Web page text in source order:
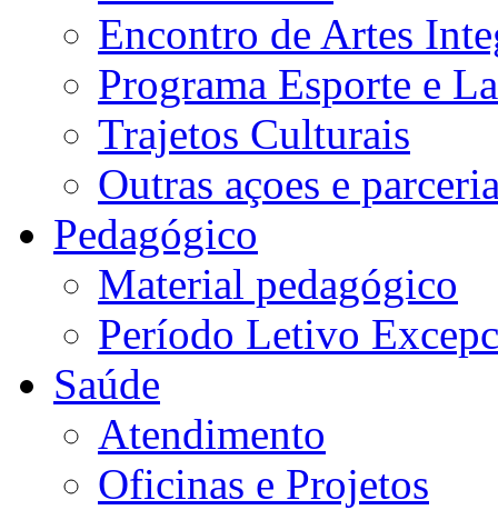
Encontro de Artes
Programa Esporte e
Trajetos Culturais
Outras açoes e
Pedagógico
Material pedagógico
Período Letivo
Saúde
Atendimento
Oficinas e Projetos